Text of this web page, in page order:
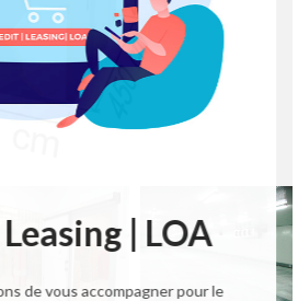
| LOA
de vous accompagner pour le